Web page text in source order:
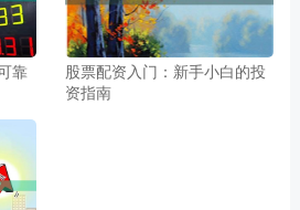
靠
股票配资入门：新手小白的投
资指南